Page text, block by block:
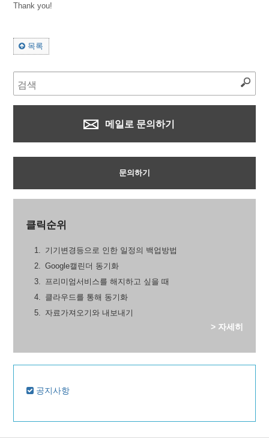
Thank you!
목록
메일로 문의하기
문의하기
클릭순위
기기변경등으로 인한 일정의 백업방법
Google캘린더 동기화
프리미엄서비스를 해지하고 싶을 때
클라우드를 통해 동기화
자료가져오기와 내보내기
> 자세히
공지사항